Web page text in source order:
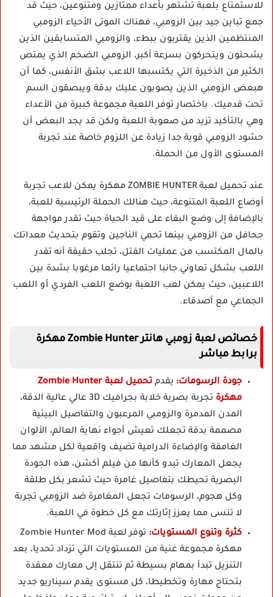
للاستمتاع بلعبة تشتهر بأعداء ممتازين ومتنوعين، حيث قد
جمع تباين جيد بين الزومبي، فهناك الموتى الأحياء الزومبي
المنتظمين الذين يقتربون ببطء، والزومبي المتسابقين الذين
يشحنون ويتحركون بسرعة أكبر، الزومبي الضخم الذي يمتص
الكثير من الذخيرة التي يكتسبها اللاعب بشق الأنفس، كما أن
هبعض الزومبي الذين يصوبون عليك بدقة ويبصقون السم
تحت قدميك. باختصار توفر اللعبة مجموعة كبيرة من الأعداء
وهي بالتأكيد تزيد من صعوبة اللعبة ولكن قد يجد البعض أن
حشود الزومبي قوية جدا زيادة عن اللزوم خاصة عند تجربة
المستوى الأول من الحملة.
عند تحميل لعبة ZOMBIE HUNTER مهكرة يمكن للاعب تجربة
أوضاع اللعبة المتنوعة، حيث هنالك الحملة الرئيسية للعبة،
بالإضافة إلى وضع البقاء على قيد الحياة حيث تقدر مواجهة
جحافل من الزومبي بينما تحمي الناجين وتقوم بتحديث معداتك
بالمال المكتسب من عمليات القتل، تجلب حقيقة أنه تقدر
اللعب بشكل تعاوني جانبا اجتماعيا رائعا مرغوبا بشدة بين
اللاعبين، حيث يمكن لعب اللعبة بوضع اللعب الفردي أو اللعب
الجماعي مع أصدقاء.
خصائص لعبة زومبي هانتر Zombie Hunter مهكرة
برابط مباشر
جودة الرسومات: يقدم
تحميل لعبة Zombie Hunter
مهكرة
تجربة بصرية خلابة بجرافيك 3D عالي عالية الدقة،
المدن المدمرة والزومبي المرعبون والتفاصيل البيئية
مصممة بدقة تجعلك تعيش أجواء نهاية العالم، الألوان
الغامقة والإضاءة الدرامية تضيف واقعية لكل مشهد مما
يجعل المعارك تبدو كأنها من فيلم أكشن، هذه الجودة
البصرية تحيطك بتفاصيل غامرة حيث تشعر بكل طلقة
وكل هجوم، الرسومات تجعل المغامرة ضد الزومبي تجربة
لا تنسى مما يعزز إثارتك مع كل خطوة في اللعبة.
كثرة وتنوع المستويات:
توفر لعبة Zombie Hunter Mod
مهكرة مجموعة غنية من المستويات التي تزداد تحديا، بعد
التنزيل تبدأ بمهام بسيطة ثم تنتقل إلى معارك معقدة
بتحتاج مهارة وتخطيطا، كل مستوى يقدم سيناريو جديد